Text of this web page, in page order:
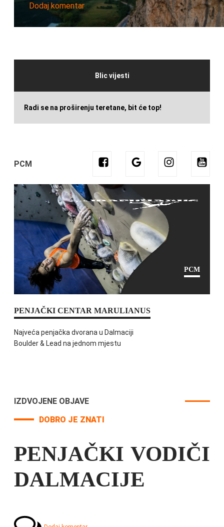
Dodaj komentar
Blic vijesti
Radi se na proširenju teretane, bit će top!
PCM
PCM
PENJAČKI CENTAR MARULIANUS
Najveća penjačka dvorana u Dalmaciji
Boulder & Lead na jednom mjestu
IZDVOJENE OBJAVE
DOBRO JE ZNATI
PENJAČKI VODIČI
DALMACIJE